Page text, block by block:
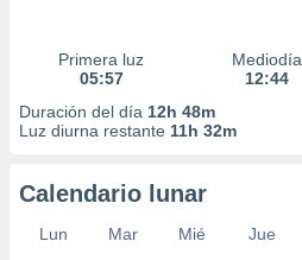
Primera luz
05:57
Mediodía
12:44
Duración del día 12h 48m
Luz diurna restante 11h 32m
Calendario lunar
Lun Mar Mié Jue